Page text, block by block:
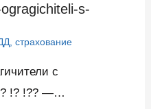
s-
страхование
с
!? !?? —…